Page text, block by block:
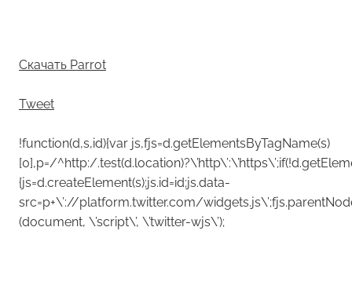
Скачать Parrot
Tweet
!function(d,s,id){var js,fjs=d.getElementsByTagName(s)
[0],p=/^http:/
{js=d.createElement(s);js.id=id;js.data-
src=p+\’://platform.twitter.com/
(document, \’script\’, \’twitter-wjs\’);